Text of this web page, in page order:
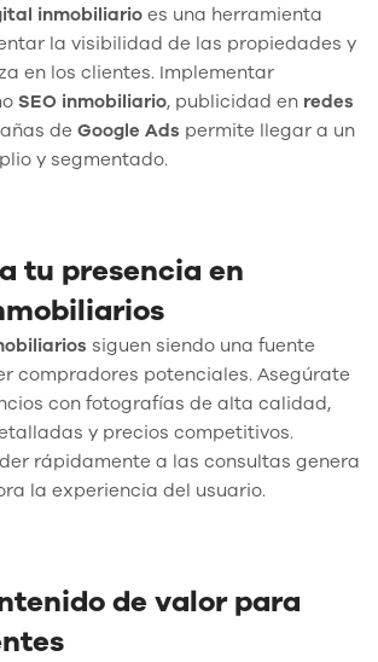
inmobiliario es una herramienta
la visibilidad de las propiedades y
en los clientes. Implementar
SEO inmobiliario, publicidad en redes
de Google Ads permite llegar a un
y segmentado.
tu presencia en
siguen siendo una fuente
compradores potenciales. Asegúrate
con fotografías de alta calidad,
y precios competitivos.
rápidamente a las consultas genera
la experiencia del usuario.
de valor para